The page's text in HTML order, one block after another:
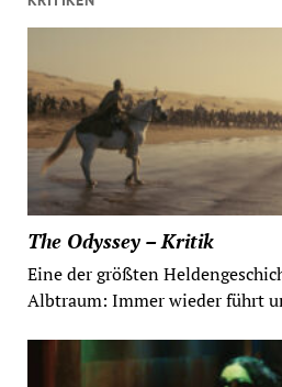
The Odyssey – Kritik
Eine der größten
Albtraum: Immer wieder führt